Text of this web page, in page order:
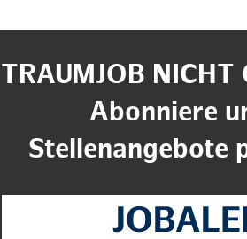
TRAUMJOB NICHT
Abonniere
Stellenangebote